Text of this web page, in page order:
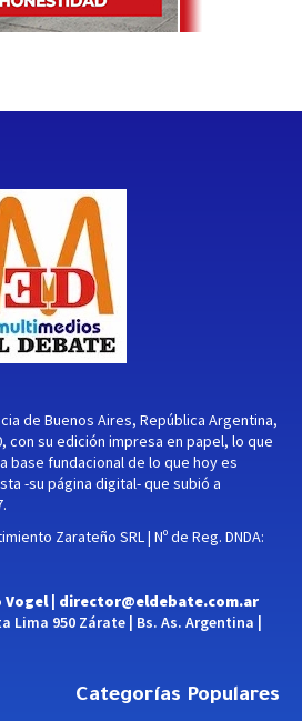
de Buenos Aires, República Argentina,
con su edición impresa en papel, lo que
base fundacional de lo que hoy es
-su página digital- que subió a
Zarateño SRL | Nº de Reg. DNDA:
| director@eldebate.com.ar
950 Zárate | Bs. As. Argentina |
Categorías Populares